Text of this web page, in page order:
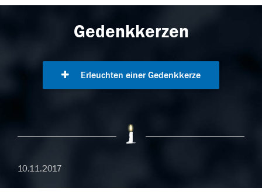
Gedenkkerzen
Erleuchten einer Gedenkkerze
10.11.2017